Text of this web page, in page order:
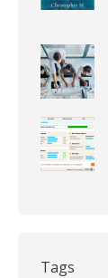
Tags